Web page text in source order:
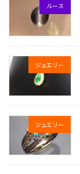
ルース
ジュエリー
ジュエリー